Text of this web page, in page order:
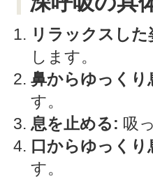
リラックスし
します。
鼻からゆっくり
す。
息を止める: 吸
口からゆっくり
す。